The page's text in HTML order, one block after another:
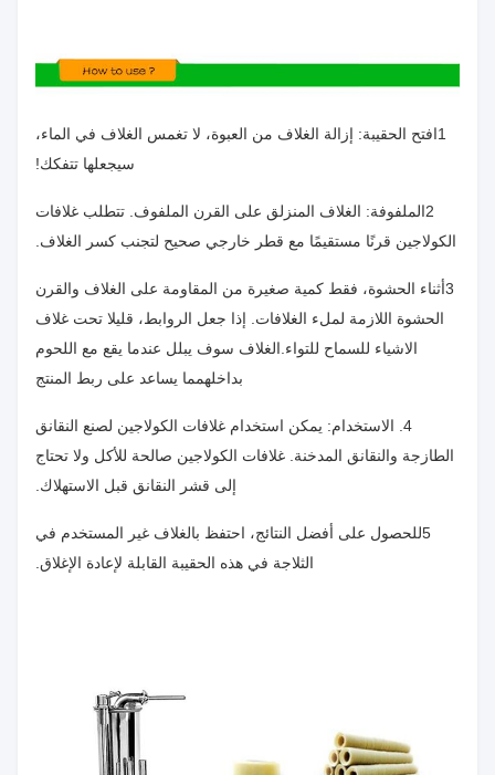
1افتح الحقيبة: إزالة الغلاف من العبوة، لا تغمس الغلاف في الماء،
سيجعلها تتفكك!
2الملفوفة: الغلاف المنزلق على القرن الملفوف. تتطلب غلافات
الكولاجين قرنًا مستقيمًا مع قطر خارجي صحيح لتجنب كسر الغلاف.
3أثناء الحشوة، فقط كمية صغيرة من المقاومة على الغلاف والقرن
الحشوة اللازمة لملء الغلافات. إذا جعل الروابط، قليلا تحت غلاف
الاشياء للسماح للتواء.الغلاف سوف يبلل عندما يقع مع اللحوم
بداخلهمما يساعد على ربط المنتج
4. الاستخدام: يمكن استخدام غلافات الكولاجين لصنع النقانق
الطازجة والنقانق المدخنة. غلافات الكولاجين صالحة للأكل ولا تحتاج
إلى قشر النقانق قبل الاستهلاك.
5للحصول على أفضل النتائج، احتفظ بالغلاف غير المستخدم في
الثلاجة في هذه الحقيبة القابلة لإعادة الإغلاق.